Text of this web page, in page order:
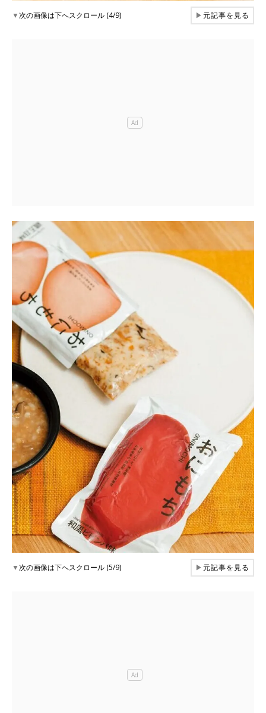
▼次の画像は下へスクロール (4/9) ▶元記事を見る
▼次の画像は下へスクロール (5/9) ▶元記事を見る